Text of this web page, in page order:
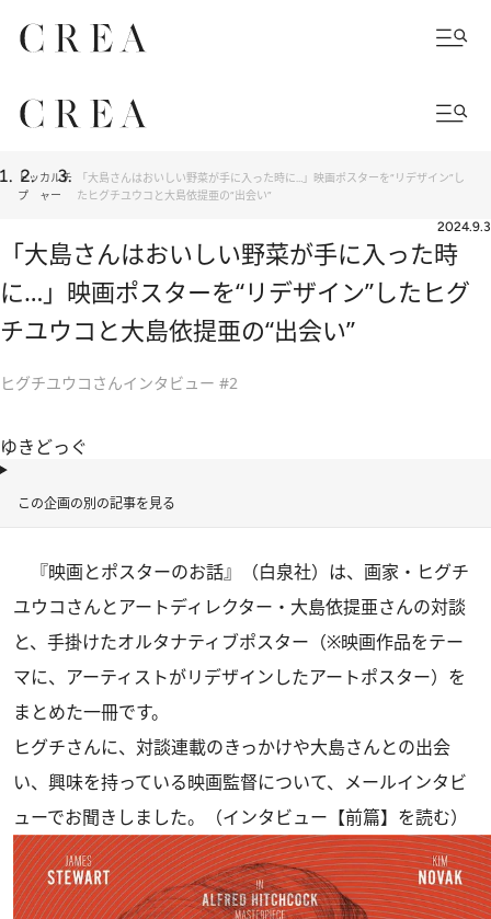
トッ
プ
カルチ
ャー
「大島さんはおいしい野菜が手に入った時に…」映画ポスターを“リデザイン”し
たヒグチユウコと大島依提亜の“出会い”
2024.9.3
「大島さんはおいしい野菜が手に入った時
に…」映画ポスターを“リデザイン”したヒグ
チユウコと大島依提亜の“出会い”
ヒグチユウコさんインタビュー #2
ゆきどっぐ
この企画の別の記事を見る
『映画とポスターのお話』
（白泉社）は、画家・ヒグチ
ユウコさんとアートディレクター・大島依提亜さんの対談
と、手掛けたオルタナティブポスター（※映画作品をテー
マに、アーティストがリデザインしたアートポスター）を
まとめた一冊です。
ヒグチさんに、対談連載のきっかけや大島さんとの出会
い、興味を持っている映画監督について、メールインタビ
ューでお聞きしました。（インタビュー 【前篇】 を読む）